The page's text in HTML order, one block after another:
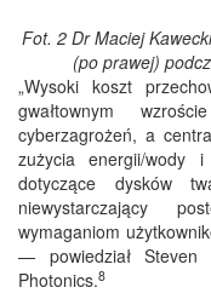
Fot. 2 Dr Maciej
(po prawej)
„Wysoki koszt
gwałtownym
cyberzagrożeń, a
zużycia energii/wody
dotyczące dysków
niewystarczający
wymaganiom
— powiedział Steven
Photonics.8